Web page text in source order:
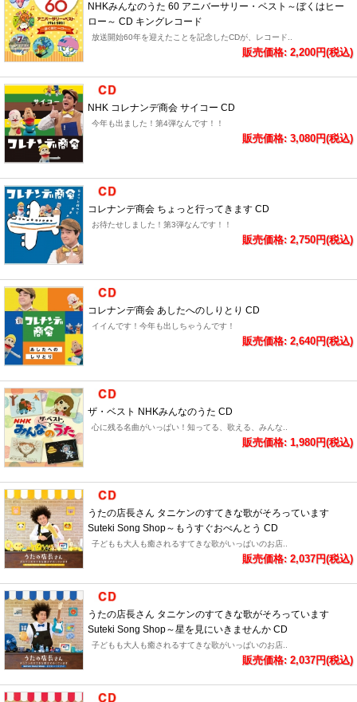
NHKみんなのうた 60 アニバーサリー・ベスト～ぼくはヒー
ロー～ CD キングレコード
放送開始60年を迎えたことを記念したCDが、レコード..
販売価格: 2,200円(税込)
NHK コレナンデ商会 サイコー CD
今年も出ました！第4弾なんです！！
販売価格: 3,080円(税込)
コレナンデ商会 ちょっと行ってきます CD
お待たせしました！第3弾なんです！！
販売価格: 2,750円(税込)
コレナンデ商会 あしたへのしりとり CD
イイんです！今年も出しちゃうんです！
販売価格: 2,640円(税込)
ザ・ベスト NHKみんなのうた CD
心に残る名曲がいっぱい！知ってる、歌える、みんな..
販売価格: 1,980円(税込)
うたの店長さん タニケンのすてきな歌がそろっています
Suteki Song Shop～もうすぐおべんとう CD
子どもも大人も癒されるすてきな歌がいっぱいのお店..
販売価格: 2,037円(税込)
うたの店長さん タニケンのすてきな歌がそろっています
Suteki Song Shop～星を見にいきませんか CD
子どもも大人も癒されるすてきな歌がいっぱいのお店..
販売価格: 2,037円(税込)